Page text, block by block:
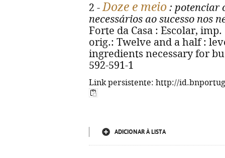
2 -Doze e meio : potenciar
necessários ao sucesso nos
Forte da Casa : Escolar,
orig.: Twelve and a half :
ingredients necessary for
592-591-1
Link persistente: http://
ADICIONAR À LISTA